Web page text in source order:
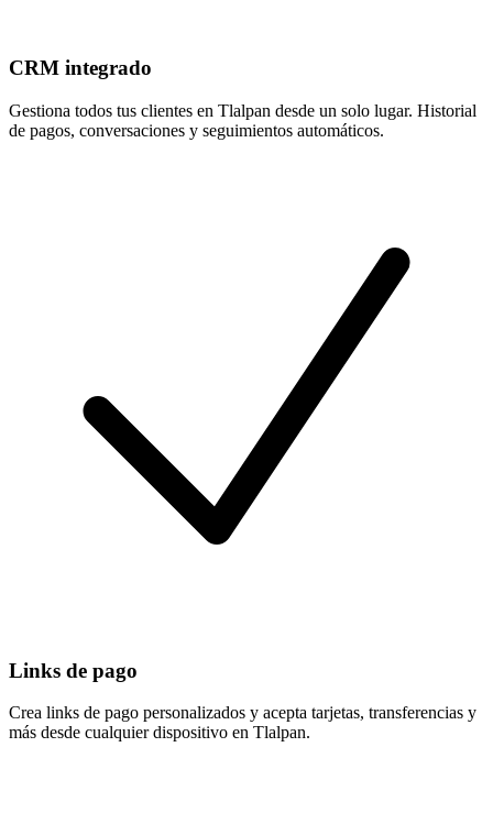
CRM integrado
Gestiona todos tus clientes en Tlalpan desde un solo lugar. Historial
de pagos, conversaciones y seguimientos automáticos.
Links de pago
Crea links de pago personalizados y acepta tarjetas, transferencias y
más desde cualquier dispositivo en Tlalpan.